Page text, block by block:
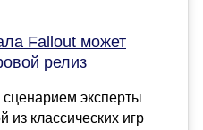
Fallout может
релиз
эксперты
из классических игр